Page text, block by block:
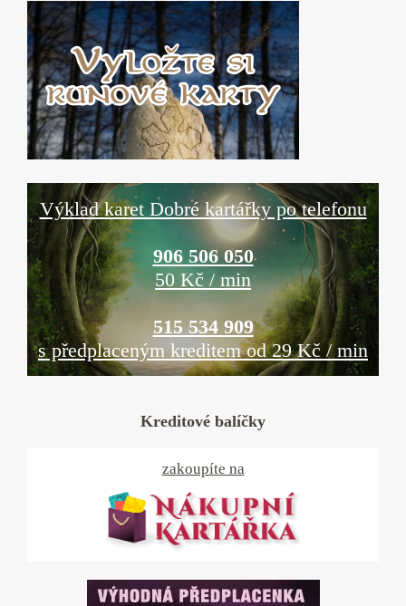
Výklad karet Dobré kartářky po telefonu
906 506 050
50 Kč / min
515 534 909
s předplaceným kreditem od 29 Kč / min
Kreditové balíčky
zakoupíte na